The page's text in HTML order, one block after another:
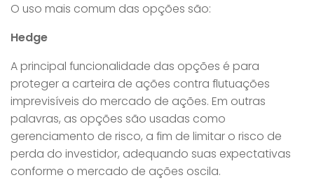
O uso mais comum das opções são:
Hedge
A principal funcionalidade das opções é para
proteger a carteira de ações contra flutuações
imprevisíveis do mercado de ações. Em outras
palavras, as opções são usadas como
gerenciamento de risco, a fim de limitar o risco de
perda do investidor, adequando suas expectativas
conforme o mercado de ações oscila.